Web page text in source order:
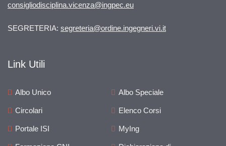
consigliodisciplina.vicenza@ingpec.eu
SEGRETERIA: segreteria@ordine.ingegneri.vi.it
Link Utili
Albo Unico Albo Speciale
Circolari Elenco Corsi
Portale ISI MyIng